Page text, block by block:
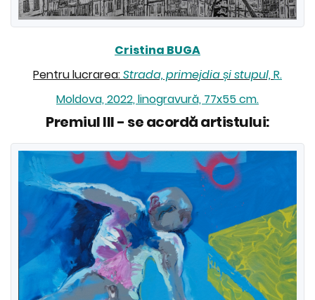
Cristina BUGA
Pentru lucrarea:Strada, primejdia și stupul, R.
Moldova, 2022, linogravură, 77x55 cm.
Premiul III - se acordă artistului: